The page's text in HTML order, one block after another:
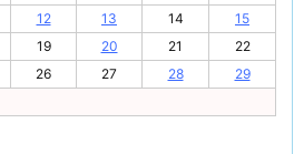
12 13 14
15
19 20 21
22
26 27 28
29